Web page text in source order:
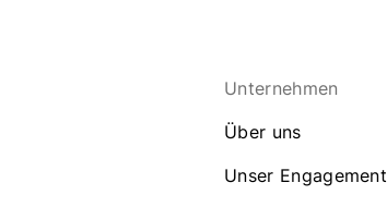
Unternehmen
Über uns
Unser Engagement